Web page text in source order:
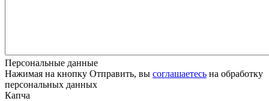
Персональные данные
Нажимая на кнопку Отправить, вы соглашаетесь на обработку
персональных данных
Капча